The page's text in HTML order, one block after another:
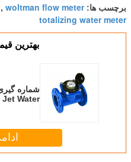
برچسب ها:woltman flow meter
totalizing water meter
بهترين
Jet Water